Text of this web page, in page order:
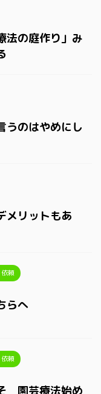
法の庭作り」み
うのはやめにし
メリットもあ
頼
らへ
頼
園芸療法始め